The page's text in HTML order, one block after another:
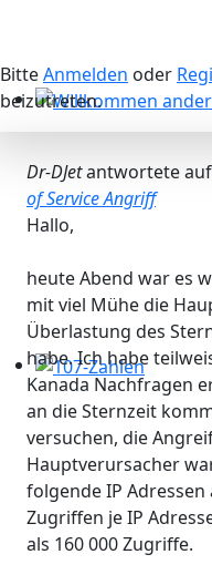
Willkommen andere
107-Zahlen
BitteAnmelden oder
beizutreten.
Dr-DJetantwortete auf
of Service Angriff
Hallo,
heute Abend war es
mit viel Mühe die
Überlastung des
habe. Ich habe
Kanada Nachfragen
an die Sternzeit
versuchen, die
Hauptverursacher
folgende IP Adressen
Zugriffen je IP
als 160 000 Zugriffe.